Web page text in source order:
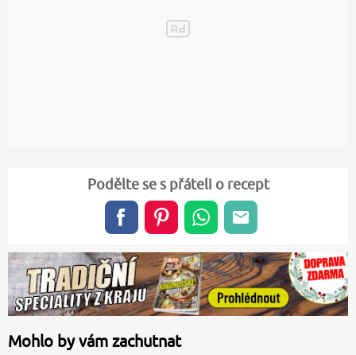
Podělte se s přáteli o recept
Mohlo by vám zachutnat